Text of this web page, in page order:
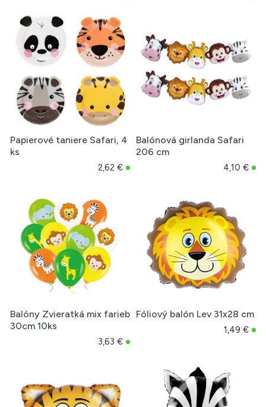
Papierové taniere Safari, 4
ks
2,62 €
Balónová girlanda Safari
206 cm
4,10 €
Balóny Zvieratká mix farieb
30cm 10ks
3,63 €
Fóliový balón Lev 31x28 cm
1,49 €